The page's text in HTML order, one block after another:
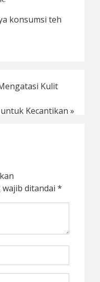
konsumsi teh
Kulit
Kecantikan »
wajib ditandai *